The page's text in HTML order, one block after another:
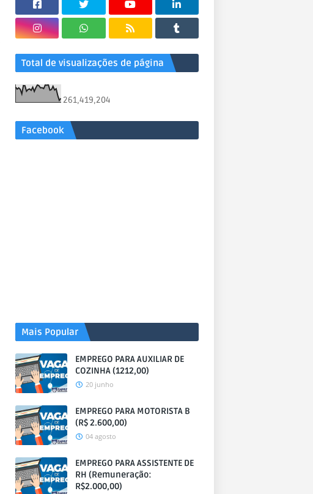
Total de visualizações de página
261,419,204
Facebook
Mais Popular
EMPREGO PARA AUXILIAR DE
COZINHA (1212,00)
20 junho
EMPREGO PARA MOTORISTA B
(R$ 2.600,00)
04 agosto
EMPREGO PARA ASSISTENTE DE
RH (Remuneração:
R$2.000,00)